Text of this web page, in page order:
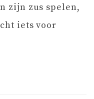
zijn zus spelen,
iets voor